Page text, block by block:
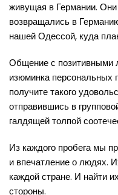
живущая в Германии.
возвращались в
нашей Одессой, куда
Общение с позитивными
изюминка персональных
получите такого
отправившись в
галдящей толпой
Из каждого пробега мы
и впечатление о людях.
каждой стране. И найти
стороны.